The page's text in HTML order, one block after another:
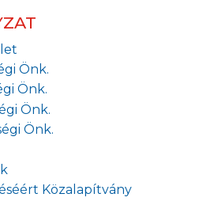
Önk.
Önk.
Önk.
Önk.
Közalapítvány